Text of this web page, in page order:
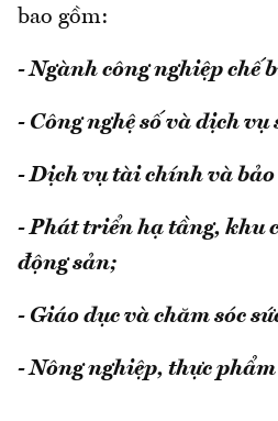
bao gồm:
- Ngành công nghiệp chế
- Công nghệ số và dịch vụ
- Dịch vụ tài chính và
- Phát triển hạ tầng, khu
động sản;
- Giáo dục và chăm sóc
- Nông nghiệp, thực